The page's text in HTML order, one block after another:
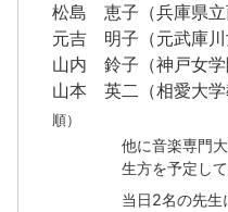
松島 恵子（兵庫県立
元吉 明子（元武庫川
山内 鈴子（神戸女学
山本 英二（相愛大
順）
他に音楽専門
生方を予定して
当日2名の先生